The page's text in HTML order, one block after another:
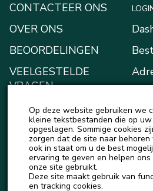
CONTACTEER ONS
OVER ONS
BEOORDELINGEN
VEELGESTELDE
VRAGEN
BLOGGEN
NIEUWS
Op deze website gebruiken we
kleine tekstbestanden die op
opgeslagen. Sommige cookies
zorgen dat de site naar
ook in staat om u de best
ervaring te geven en helpen
onze site gebruikt.
Deze site maakt gebruik van
en tracking cookies.